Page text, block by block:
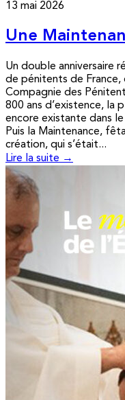
13 mai 2026
Une
Un double anniversaire
de pénitents de
Compagnie des
800 ans d’existence, la
encore existante dans
Puis la Maintenance,
création, qui s’était...
Lire la suite →